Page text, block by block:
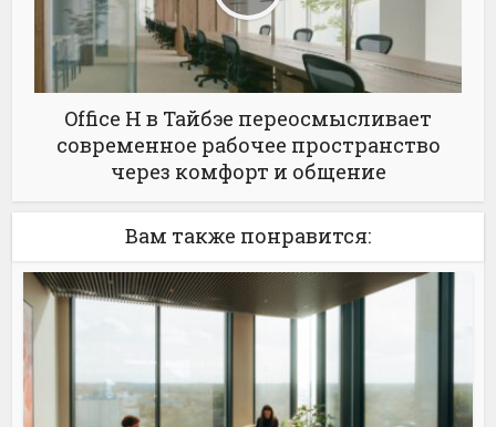
Office H в Тайбэе переосмысливает
современное рабочее пространство
через комфорт и общение
Вам также понравится: